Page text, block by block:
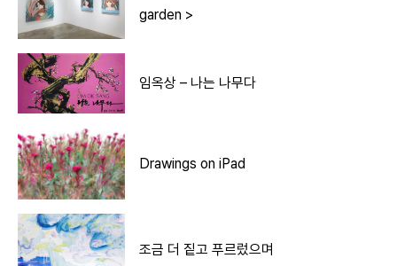
garden >
임옥상 – 나는 나무다
Drawings on iPad
조금 더 짙고 푸르렀으며